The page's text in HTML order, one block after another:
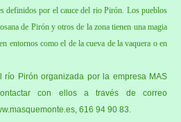
definidos por el cauce del rio Pirón. Los pueblos
de Pirón y otros de la zona tienen una magia
entornos como el de la cueva de la vaquera o en
Pirón organizada por la empresa MAS
con ellos a través de correo
616 94 90 83.